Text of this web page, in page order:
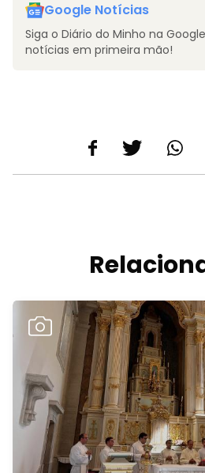
Google Notícias
Siga o Diário do Minho na
notícias em primeira mão!